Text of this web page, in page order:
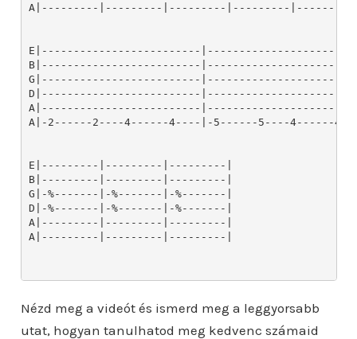
A|---------|---------|---------|---------
E|-------------------------
B|-------------------------
G|-------------------------
D|-------------------------
A|-------------------------
A|-2------2----4------4----|-5------5----4------
E|---------|---------|---------|
B|---------|---------|---------|
G|-%-------|-%-------|-%-------|
D|-%-------|-%-------|-%-------|
A|---------|---------|---------|
A|---------|---------|---------|
Nézd meg a videót és ismerd meg a leggyorsabb
utat, hogyan tanulhatod meg kedvenc számaid